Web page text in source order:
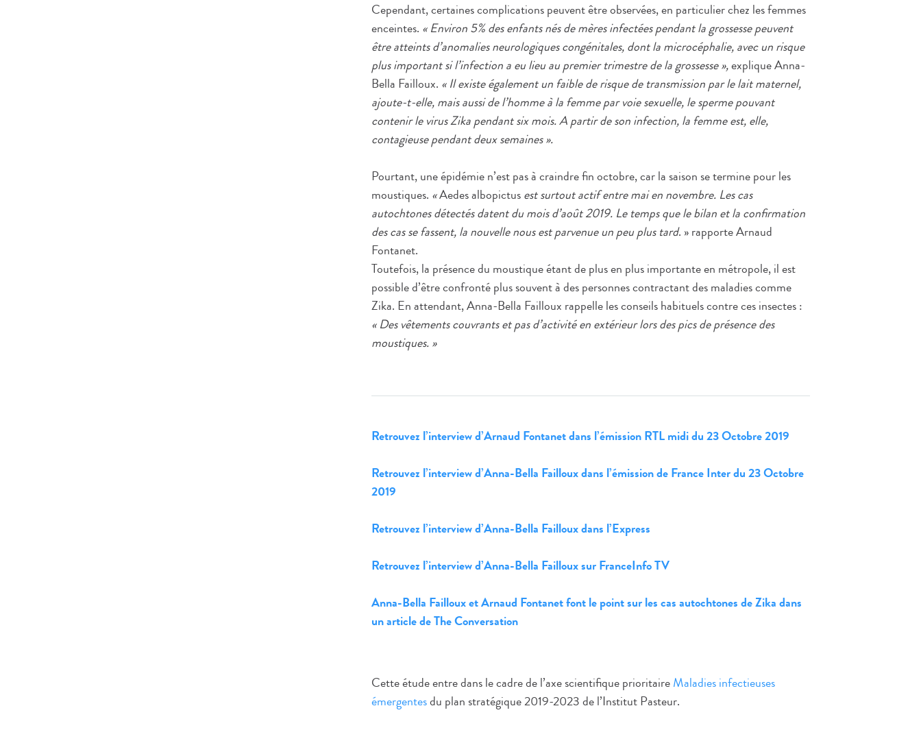
Cependant, certaines complications peuvent être observées, en particulier chez les femmes
enceintes. « Environ 5% des enfants nés de mères infectées pendant la grossesse peuvent
être atteints d’anomalies neurologiques congénitales, dont la microcéphalie, avec un risque
plus important si l’infection a eu lieu au premier trimestre de la grossesse »,explique Anna-
Bella Failloux. « Il existe également un faible de risque de transmission par le lait maternel,
ajoute-t-elle, mais aussi de l’homme à la femme par voie sexuelle, le sperme pouvant
contenir le virus Zika pendant six mois. A partir de son infection, la femme est, elle,
contagieuse pendant deux semaines ».
Pourtant, une épidémie n’est pas à craindre fin octobre, car la saison se termine pour les
moustiques. «Aedes albopictusest surtout actif entre mai en novembre. Les cas
autochtones détectés datent du mois d’août 2019. Le temps que le bilan et la confirmation
des cas se fassent, la nouvelle nous est parvenue un peu plus tard. » rapporte Arnaud
Fontanet.
Toutefois, la présence du moustique étant de plus en plus importante en métropole, il est
possible d’être confronté plus souvent à des personnes contractant des maladies comme
Zika. En attendant, Anna-Bella Failloux rappelle les conseils habituels contre ces insectes :
« Des vêtements couvrants et pas d’activité en extérieur lors des pics de présence des
moustiques. »
Retrouvez l’interview d’Arnaud Fontanet dans l’émission RTL midi du 23 Octobre 2019
Retrouvez l’interview d’Anna-Bella Failloux dans l’émission de France Inter du 23 Octobre
2019
Retrouvez l’interview d’Anna-Bella Failloux dans l’Express
Retrouvez l’interview d’Anna-Bella Failloux sur FranceInfo TV
Anna-Bella Failloux et Arnaud Fontanet font le point sur les cas autochtones de Zika dans
un article de The Conversation
Cette étude entre dans le cadre de l’axe scientifique prioritaireMaladies infectieuses
émergentesdu plan stratégique 2019-2023 de l’Institut Pasteur.